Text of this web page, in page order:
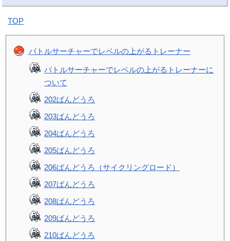
TOP
バトルサーチャーでレベルの上がるトレーナー
バトルサーチャーでレベルの上がるトレーナーに
ついて
202ばんどうろ
203ばんどうろ
204ばんどうろ
205ばんどうろ
206ばんどうろ（サイクリングロード）
207ばんどうろ
208ばんどうろ
209ばんどうろ
210ばんどうろ